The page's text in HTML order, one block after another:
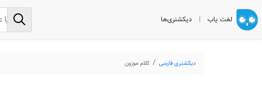
لغت یاب | دیکشنری‌ها
دیکشنری فارسی کلام موزون